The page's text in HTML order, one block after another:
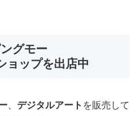
グモー
ョップを出店中
デジタルアート を販売して